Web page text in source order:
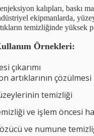
kalıpları, baskı
ekipmanlarda,
temizliğinde yüksek
Örnekleri:
çıkarımı
artıklarının çözülmesi
temizliği
ve işlem öncesi
ve numune